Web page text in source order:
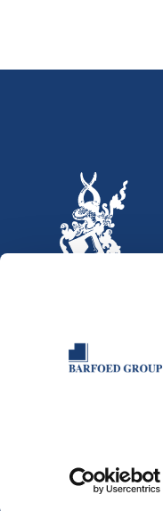
Instagram
Twitter